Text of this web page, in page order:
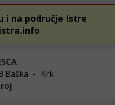
i na područje Istre
Baška - Krk